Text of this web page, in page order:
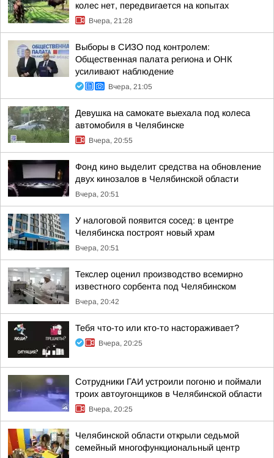
колес нет, передвигается на копытах
Вчера, 21:28
Выборы в СИЗО под контролем:
Общественная палата региона и ОНК
усиливают наблюдение
Вчера, 21:05
Девушка на самокате выехала под колеса
автомобиля в Челябинске
Вчера, 20:55
Фонд кино выделит средства на обновление
двух кинозалов в Челябинской области
Вчера, 20:51
У налоговой появится сосед: в центре
Челябинска построят новый храм
Вчера, 20:51
Текслер оценил производство всемирно
известного сорбента под Челябинском
Вчера, 20:42
Тебя что-то или кто-то настораживает?
Вчера, 20:25
Сотрудники ГАИ устроили погоню и поймали
троих автоугонщиков в Челябинской области
Вчера, 20:25
Челябинской области открыли седьмой
семейный многофункциональный центр